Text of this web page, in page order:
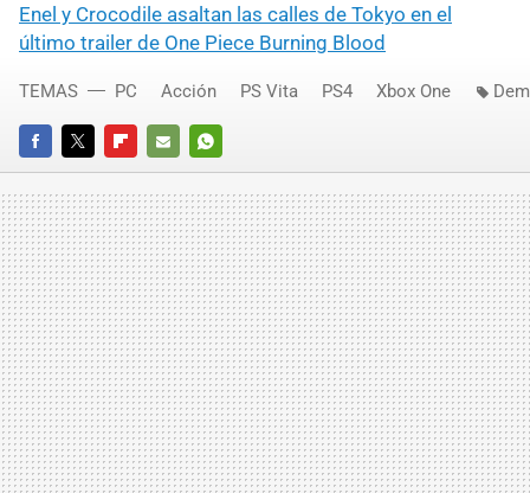
Enel y Crocodile asaltan las calles de Tokyo en el
último trailer de One Piece Burning Blood
FACEBOOKTWITTERFLIPBOARD
E-
MAIL
WHATSAPP
TEMAS PC Acción PS Vita PS4 Xbox One